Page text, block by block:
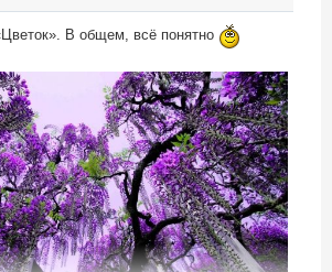
В общем, всё понятно